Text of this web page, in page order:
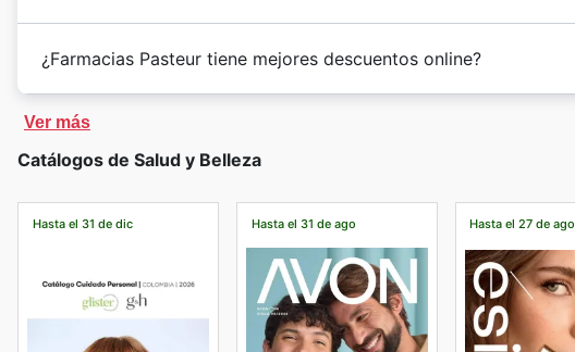
¿Farmacias Pasteur tiene mejores descuentos online?
Ver más
Catálogos de Salud y Belleza
Hasta el 31 de dic Hasta el 31 de ago Hasta el 27 de ago